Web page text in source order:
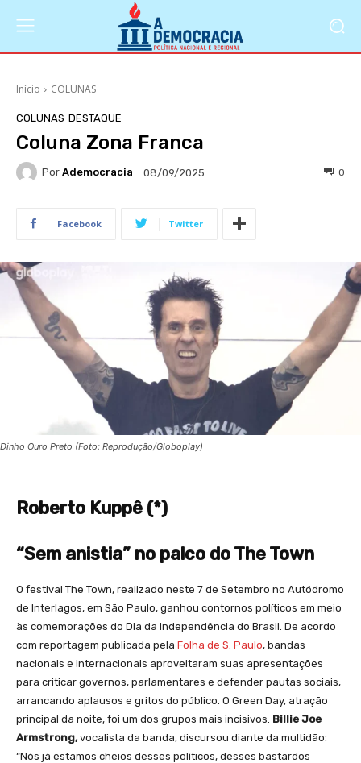
Início COLUNAS
COLUNAS DESTAQUE
Coluna Zona Franca
Por Ademocracia 08/09/2025 0
Facebook Twitter
Dinho Ouro Preto (Foto: Reprodução/Globoplay)
Roberto Kuppê (*)
“Sem anistia” no palco do The Town
O festival The Town, realizado neste 7 de Setembro no Autódromo
de Interlagos, em São Paulo, ganhou contornos políticos em meio
às comemorações do Dia da Independência do Brasil. De acordo
com reportagem publicada pela Folha de S. Paulo, bandas
nacionais e internacionais aproveitaram suas apresentações
para criticar governos, parlamentares e defender pautas sociais,
arrancando aplausos e gritos do público. O Green Day, atração
principal da noite, foi um dos grupos mais incisivos. Billie Joe
Armstrong,vocalista da banda, discursou diante da multidão:
“Nós já estamos cheios desses políticos, desses bastardos